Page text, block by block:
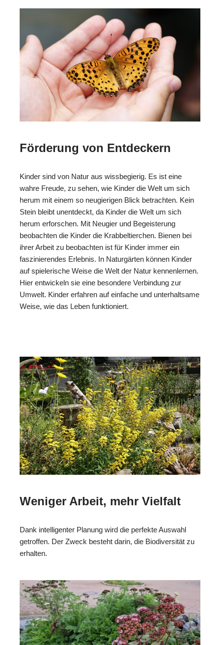
Förderung von Entdeckern
Kinder sind von Natur aus wissbegierig. Es ist eine
wahre Freude, zu sehen, wie Kinder die Welt um sich
herum mit einem so neugierigen Blick betrachten. Kein
Stein bleibt unentdeckt, da Kinder die Welt um sich
herum erforschen. Mit Neugier und Begeisterung
beobachten die Kinder die Krabbeltierchen. Bienen bei
ihrer Arbeit zu beobachten ist für Kinder immer ein
faszinierendes Erlebnis. In Naturgärten können Kinder
auf spielerische Weise die Welt der Natur kennenlernen.
Hier entwickeln sie eine besondere Verbindung zur
Umwelt. Kinder erfahren auf einfache und unterhaltsame
Weise, wie das Leben funktioniert.
Weniger Arbeit, mehr Vielfalt
Dank intelligenter Planung wird die perfekte Auswahl
getroffen. Der Zweck besteht darin, die Biodiversität zu
erhalten.